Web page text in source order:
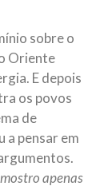
sobre o
Oriente
E depois
os povos
de
a pensar em
apenas